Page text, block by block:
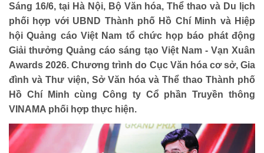
Sáng 16/6, tại Hà Nội, Bộ Văn hóa, Thể thao và Du lịch
phối hợp với UBND Thành phố Hồ Chí Minh và Hiệp
hội Quảng cáo Việt Nam tổ chức họp báo phát động
Giải thưởng Quảng cáo sáng tạo Việt Nam - Vạn Xuân
Awards 2026. Chương trình do Cục Văn hóa cơ sở, Gia
đình và Thư viện, Sở Văn hóa và Thể thao Thành phố
Hồ Chí Minh cùng Công ty Cổ phần Truyền thông
VINAMA phối hợp thực hiện.